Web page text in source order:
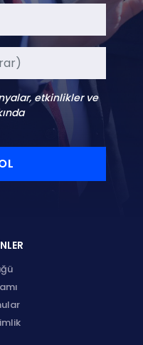
etkinlikler ve